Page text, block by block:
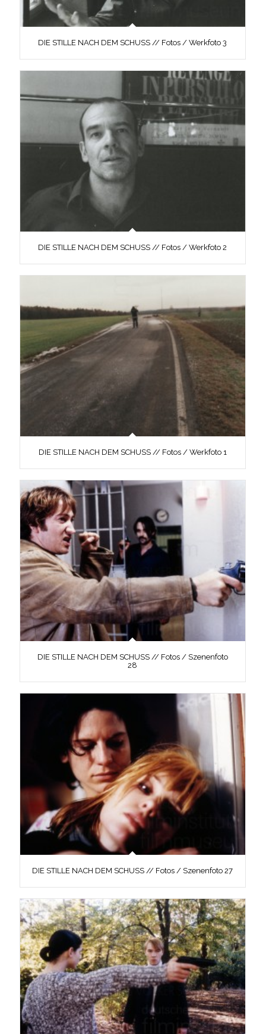
DIE STILLE NACH DEM SCHUSS // Fotos / Werkfoto 3
DIE STILLE NACH DEM SCHUSS // Fotos / Werkfoto 2
DIE STILLE NACH DEM SCHUSS // Fotos / Werkfoto 1
DIE STILLE NACH DEM SCHUSS // Fotos / Szenenfoto
28
DIE STILLE NACH DEM SCHUSS // Fotos / Szenenfoto 27